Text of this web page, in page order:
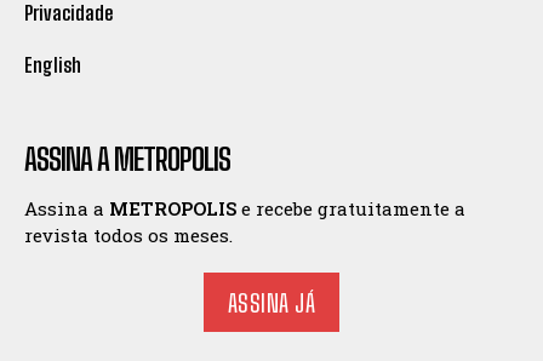
Privacidade
English
ASSINA A METROPOLIS
Assina a METROPOLIS e recebe gratuitamente a
revista todos os meses.
ASSINA JÁ